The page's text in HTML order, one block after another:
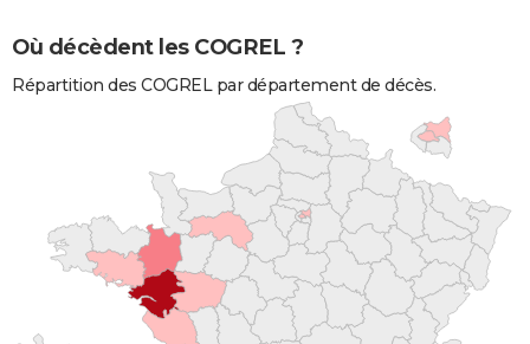
Où décèdent les COGREL ?
Répartition des COGREL par département de décès.